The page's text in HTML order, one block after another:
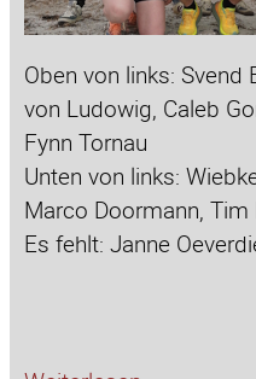
Oben von links: Svend
von Ludowig, Caleb
Fynn Tornau
Unten von links:
Marco Doormann, Tim
Es fehlt: Janne